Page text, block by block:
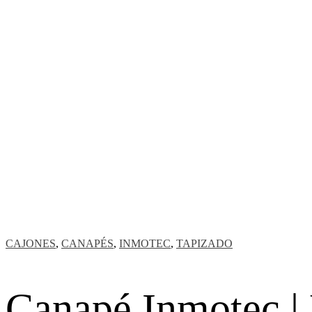
CAJONES, CANAPÉS, INMOTEC, TAPIZADO